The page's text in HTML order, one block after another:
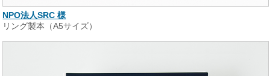
NPO法人SRC 様
リング製本（A5サイズ）